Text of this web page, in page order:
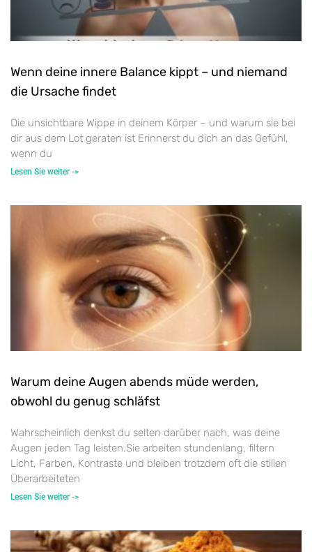
Wenn deine innere Balance kippt – und niemand
die Ursache findet
Die unsichtbare Wippe in deinem Körper – und warum sie bei
dir aus dem Lot geraten ist Erinnerst du dich an das Gefühl,
wenn du
Lesen Sie weiter ->
Warum deine Augen abends müde werden,
obwohl du genug schläfst
Wahrscheinlich denkst du selten darüber nach, was deine
Augen jeden Tag leisten.Sie arbeiten stundenlang, filtern
Licht, Farben, Kontraste und bleiben trotzdem oft die stillen
Überarbeiteten
Lesen Sie weiter ->